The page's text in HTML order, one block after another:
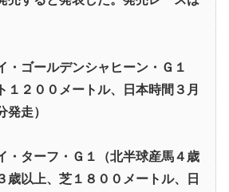
ゴールデンシャヒーン・Ｇ１
１２００メートル、日本時間３月
発走）
ターフ・Ｇ１（北半球産馬４歳
歳以上、芝１８００メートル、日